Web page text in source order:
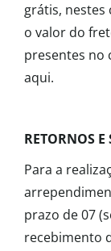
grátis, nestes
o valor do
presentes no
aqui.
RETORNOS E
Para a
prazo de 07
recebimento